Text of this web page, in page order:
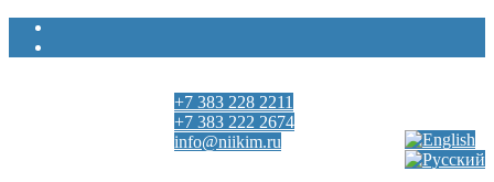
+7 383 228 2211
+7 383 222 2674
info@niikim.ru